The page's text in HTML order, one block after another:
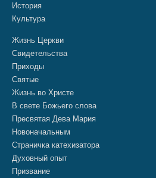
История
Культура
Жизнь Церкви
Свидетельства
Приходы
Святые
Жизнь во Христе
В свете Божьего слова
Пресвятая Дева Мария
Новоначальным
Страничка катехизатора
Духовный опыт
Призвание